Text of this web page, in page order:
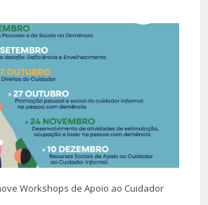
Workshops de Apoio ao Cuidador